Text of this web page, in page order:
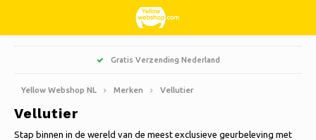
Hoofdmenu / huishouden
Keuken & Koken
Hoofdmenu / hobby & vrije tijd
Boeken
Hoofdmenu / kerst
Kunstkerstbomen
Hoofdmenu / kleding
Jassen Nordberg Outdoor
Hoofdmenu / snoepgoed & lekkernijen
Zoet, zuur en drop
Hoofdmenu / tuin
Barbecue
Hoofdmenu / wonen
Deurmatten
Hoofdmenu
Nederlands
Gratis Verzending Nederland
Yellow Webshop NL Merken Vellutier
Vellutier
Stap binnen in de wereld van de meest exclusieve geurbeleving met